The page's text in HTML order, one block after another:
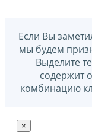
Если Вы
мы будем
Выделите
содержит
комбинацию
×